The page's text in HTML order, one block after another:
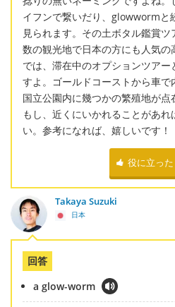
イフンで繋いだり、glowwormと
見られます。その土ボタル鑑賞
数の観光地で日本の方にも人気
では、滞在中のオプションツア
すよ。ゴールドコーストから車で
国立公園内に幾つかの繁殖地が点
もし、近くにいかれることがあ
い。参考になれば、嬉しいです！
役に立った
Takaya Suzuki
日本
回答
a glow-worm